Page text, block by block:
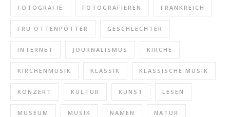
FOTOGRAFIE FOTOGRAFIEREN FRANKREICH
FRU ÖTTENPÖTTER GESCHLECHTER
INTERNET JOURNALISMUS KIRCHE
KIRCHENMUSIK KLASSIK KLASSISCHE MUSIK
KONZERT KULTUR KUNST LESEN
MUSEUM MUSIK NAMEN NATUR